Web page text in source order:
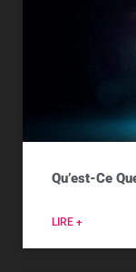
Qu’est-Ce
LIRE +